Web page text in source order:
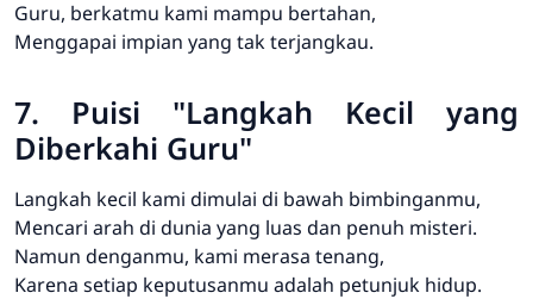
Guru, berkatmu kami mampu bertahan,
Menggapai impian yang tak terjangkau.
7. Puisi "Langkah Kecil yang
Diberkahi Guru"
Langkah kecil kami dimulai di bawah bimbinganmu,
Mencari arah di dunia yang luas dan penuh misteri.
Namun denganmu, kami merasa tenang,
Karena setiap keputusanmu adalah petunjuk hidup.